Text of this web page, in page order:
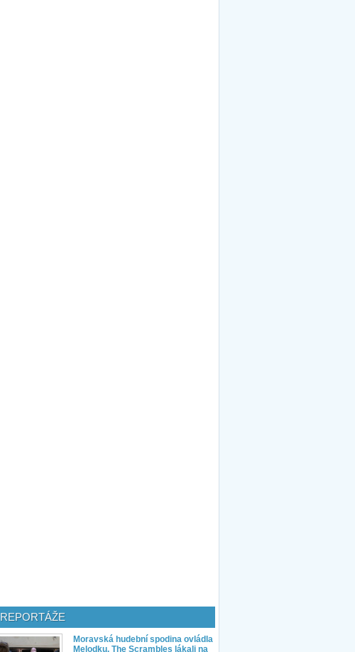
REPORTÁŽE
Moravská hudební spodina ovládla
Melodku. The Scrambles lákali na